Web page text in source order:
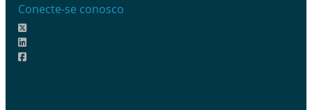
Conecte-se conosco